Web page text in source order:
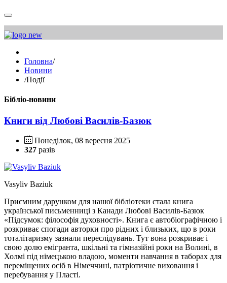
Головна/
Новини
/Події
Бібліо-новини
Книги від Любові Василів-Базюк
Понеділок, 08 вересня 2025
327 разів
Vasyliv Baziuk
Приємним дарунком для нашої бібліотеки стала книга
української письменниці з Канади Любові Василів-Базюк
«Підсумок: філософія духовності». Книга є автобіографічною і
розкриває спогади авторки про рідних і близьких, що в роки
тоталітаризму зазнали переслідувань. Тут вона розкриває і
свою долю емігранта, шкільні та гімназійні роки на Волині, в
Холмі під німецькою владою, моменти навчання в таборах для
переміщених осіб в Німеччині, патріотичне виховання і
перебування у Пласті.